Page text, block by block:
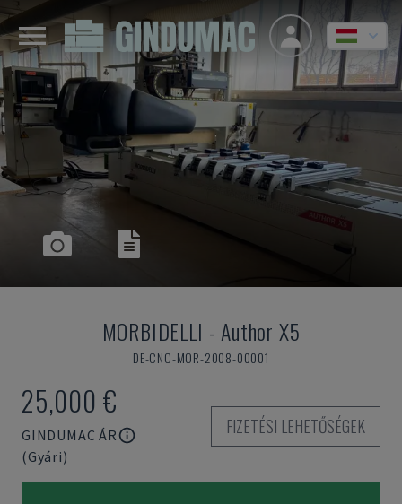
MORBIDELLI - Author X5
DE-CNC-MOR-2008-00001
25,000 €
GINDUMAC ÁR
(Gyári)
FIZETÉSI LEHETŐSÉGEK